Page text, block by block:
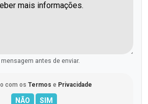
antes de enviar.
com os Termos e Privacidade